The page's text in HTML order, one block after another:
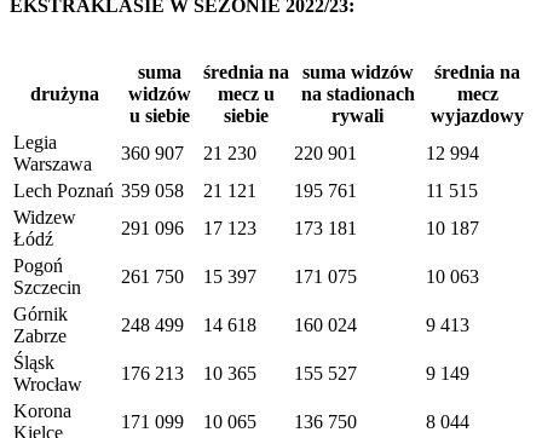
EKSTRAKLASIE W SEZONIE 2022/23:
drużyna
suma
widzów
u siebie
średnia na
mecz u
siebie
suma widzów
na stadionach
rywali
średnia na
mecz
wyjazdowy
Legia
Warszawa
360 907 21 230 220 901
12 994
Lech Poznań 359 058 21 121 195 761
11 515
Widzew
Łódź
291 096 17 123 173 181
10 187
Pogoń
Szczecin
261 750 15 397 171 075
10 063
Górnik
Zabrze
248 499 14 618 160 024
9 413
Śląsk
Wrocław
176 213 10 365 155 527
9 149
Korona
Kielce
171 099 10 065 136 750 8 044